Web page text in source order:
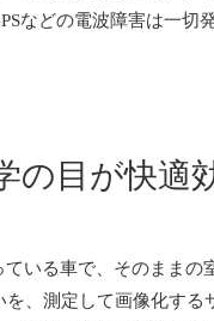
などの電波障害は一切
の目が快適
いる車で、そのまま
、測定して画像化する